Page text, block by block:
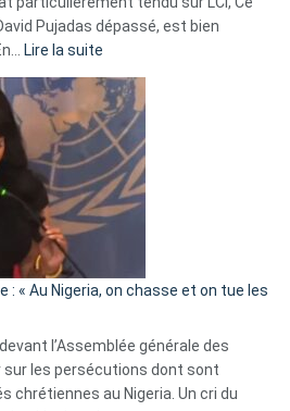
»
Pujadas dépassé, est bien
Lire la suite
Tegnér
exulte
« Zemmour
a
tout
parle
ses
tripes »
: « Au Nigeria, on chasse et on tue les
l’Assemblée générale des
sur les persécutions dont sont
chrétiennes au Nigeria. Un cri du